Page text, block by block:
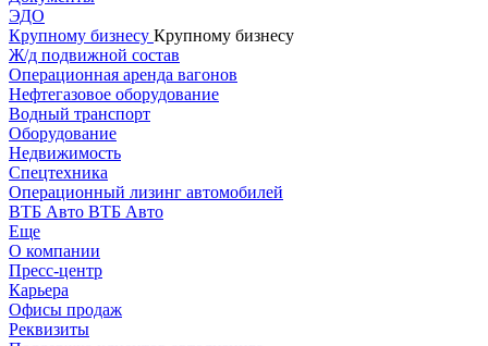
ЭДО
Крупному бизнесу Крупному бизнесу
Ж/д подвижной состав
Операционная аренда вагонов
Нефтегазовое оборудование
Водный транспорт
Оборудование
Недвижимость
Спецтехника
Операционный лизинг автомобилей
ВТБ Авто ВТБ Авто
Еще
О компании
Пресс-центр
Карьера
Офисы продаж
Реквизиты